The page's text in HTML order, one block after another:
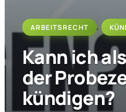
ARBEITSRECHT ,
Kann ich
der
kündigen?